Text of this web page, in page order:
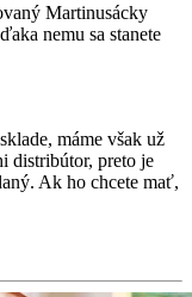
Martinusácky
nemu sa stanete
máme však už
distribútor, preto je
Ak ho chcete mať,